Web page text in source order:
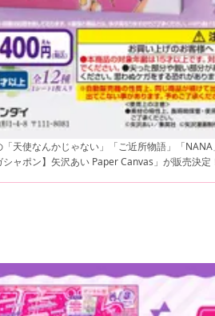
「天使なんかじゃない」「ご近所物語」「
シャポン】矢沢あい Paper Canvas」が販売決定